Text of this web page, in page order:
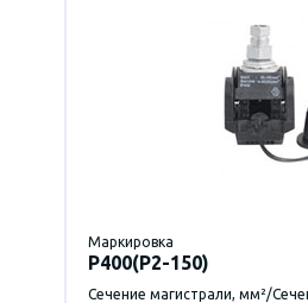
Маркировка
P400(Р2-150)
Сечение магистрали, мм²/